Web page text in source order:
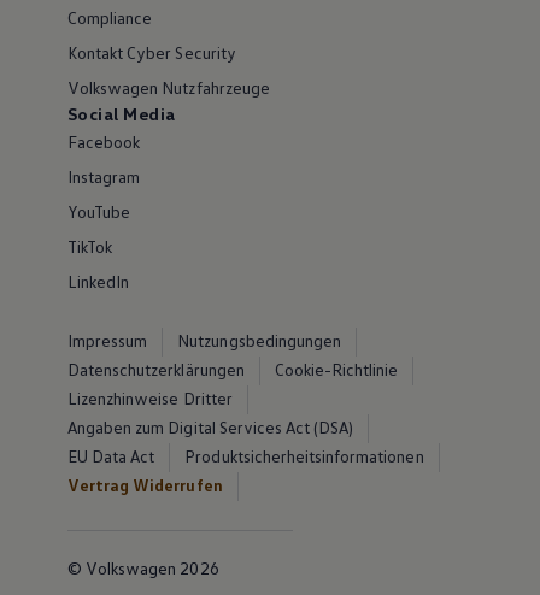
Compliance
Kontakt Cyber Security
Volkswagen Nutzfahrzeuge
Social Media
Facebook
Instagram
YouTube
TikTok
LinkedIn
Impressum
Nutzungsbedingungen
Datenschutzerklärungen
Cookie-Richtlinie
Lizenzhinweise Dritter
Angaben zum Digital Services Act (DSA)
EU Data Act
Produktsicherheitsinformationen
Vertrag Widerrufen
© Volkswagen 2026